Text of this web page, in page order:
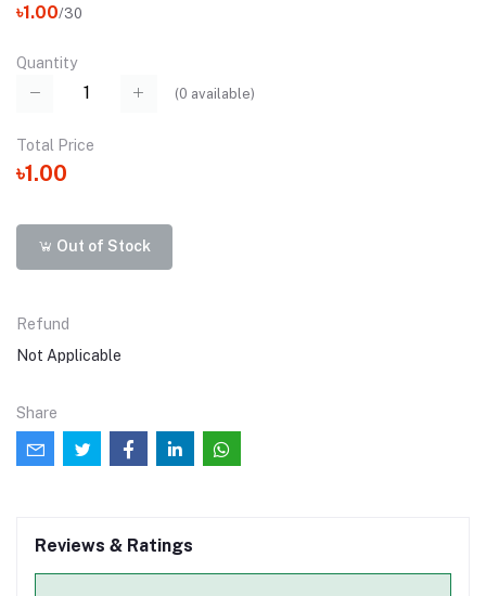
৳1.00/30
Quantity
(0 available)
Total Price
৳1.00
Out of Stock
Refund
Not Applicable
Share
Reviews & Ratings